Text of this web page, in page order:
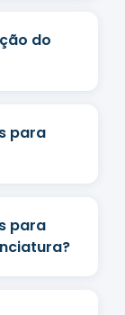
do
para
para